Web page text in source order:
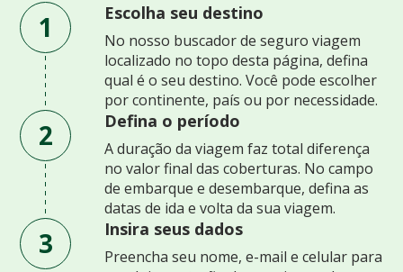
1 Escolha seu destino
No nosso buscador de seguro viagem
localizado no topo desta página, defina
qual é o seu destino. Você pode escolher
por continente, país ou por necessidade.
2 Defina o período
A duração da viagem faz total diferença
no valor final das coberturas. No campo
de embarque e desembarque, defina as
datas de ida e volta da sua viagem.
3 Insira seus dados
Preencha seu nome, e-mail e celular para